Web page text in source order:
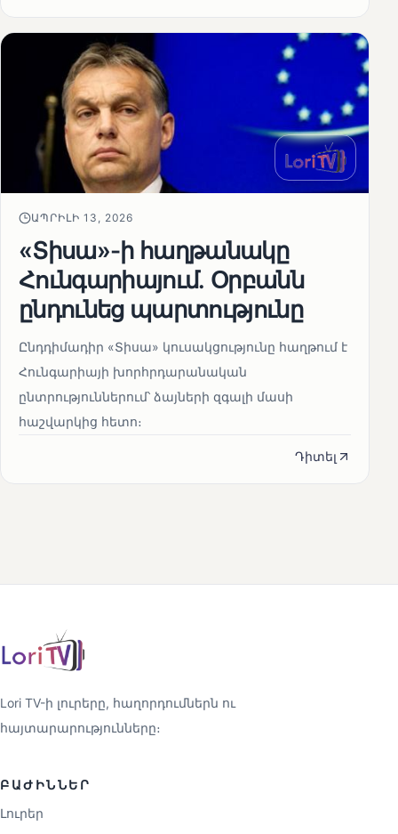
ԱՊՐԻԼԻ 13, 2026
«Տիսա»-ի հաղթանակը
Հունգարիայում․ Օրբանն
ընդունեց պարտությունը
Ընդդիմադիր «Տիսա» կուսակցությունը հաղթում է
Հունգարիայի խորհրդարանական
ընտրություններում՝ ձայների զգալի մասի
հաշվարկից հետո։
Դիտել
Lori TV-ի լուրերը, հաղորդումներն ու
հայտարարությունները։
ԲԱԺԻՆՆԵՐ
Լուրեր